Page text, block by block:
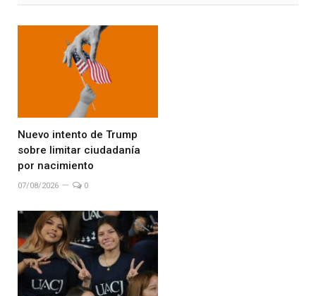
Nuevo intento de Trump
sobre limitar ciudadanía
por nacimiento
07/08/2026 0